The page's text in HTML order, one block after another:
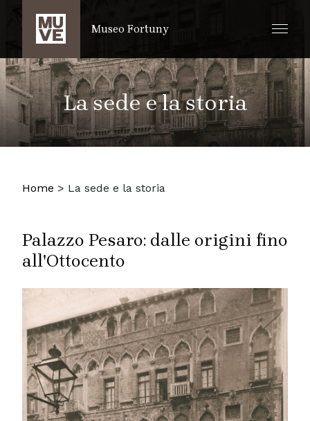
SALTA AL CONTENUTO PRINCIPALE
Museo Fortuny
La sede e la storia
Home > La sede e la storia
Palazzo Pesaro: dalle origini fino
all'Ottocento